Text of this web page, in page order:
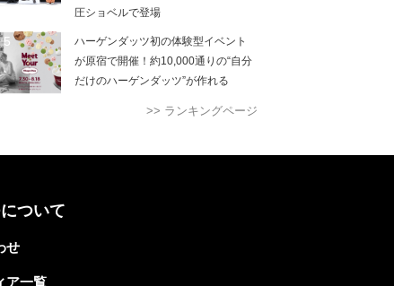
圧ショベルで登場
ハーゲンダッツ初の体験型イベント
が原宿で開催！約10,000通りの“自分
だけのハーゲンダッツ”が作れる
>> ランキングページ
ついて
せ
ア一覧